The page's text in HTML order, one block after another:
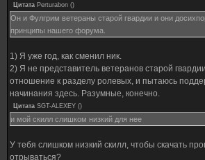
Цитата Perturabon ()
Он и Фулгрим ветераны старой гвардии и они
принципы нашего форума.
1) Я уже год, как сменил ник.
2) Я не представитель ветеранов старой
отношение к разделу ролевых, и пытаюсь
начинания здесь. Разумные, конечно.
Цитата SGT-ALEXEY ()
и мой скилл слишком низкий для нее
У тебя слишком низкий скилл, чтобы скачать
отрываться?